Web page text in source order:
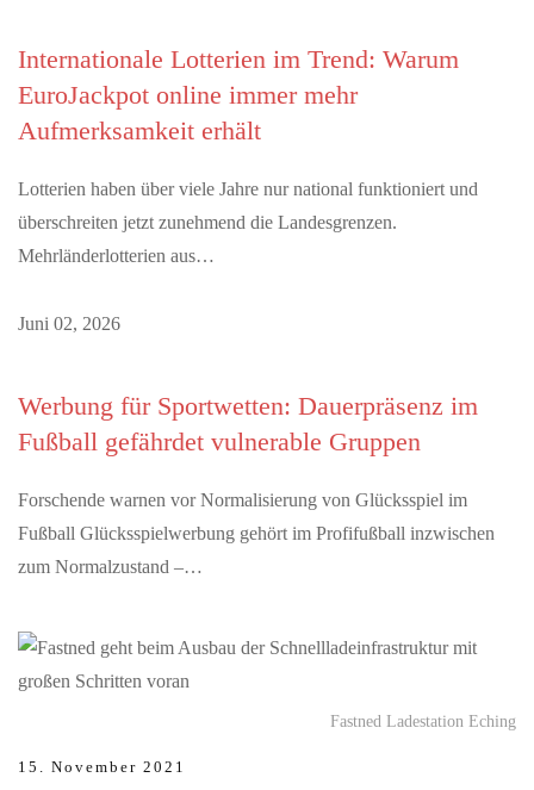
Internationale Lotterien im Trend: Warum
EuroJackpot online immer mehr
Aufmerksamkeit erhält
Lotterien haben über viele Jahre nur national funktioniert und
überschreiten jetzt zunehmend die Landesgrenzen.
Mehrländerlotterien aus…
Juni 02, 2026
Werbung für Sportwetten: Dauerpräsenz im
Fußball gefährdet vulnerable Gruppen
Forschende warnen vor Normalisierung von Glücksspiel im
Fußball Glücksspielwerbung gehört im Profifußball inzwischen
zum Normalzustand –…
Fastned Ladestation Eching
15. November 2021